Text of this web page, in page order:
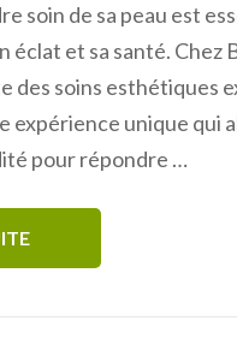
soin de sa peau est
éclat et sa santé. Chez
des soins esthétiques
expérience unique qui
pour répondre …